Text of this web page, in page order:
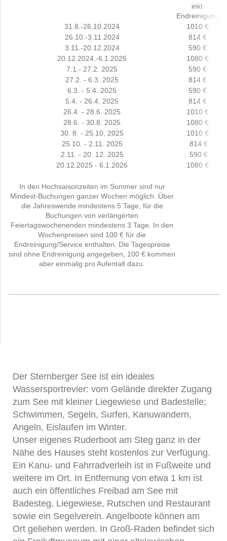
inkl.
Endreinigung
31.8.-26.10.2024
1010 €
26.10.-3.11.2024
814 €
3.11.-20.12.2024
590 €
20.12.2024.-6.1.2025
1080 €
7.1.- 27.2. 2025
590 €
27.2. - 6.3. 2025
814 €
6.3. - 5.4. 2025
590 €
5.4. - 26.4. 2025
814 €
26.4. - 28.6. 2025
1010 €
28.6. - 30.8. 2025
1080 €
30. 8. - 25.10. 2025
1010 €
25.10. - 2.11. 2025
814 €
2.11. - 20. 12. 2025
590 €
20.12.2025 - 6.1.2026
1080 €
In den Hochsaisonzeiten im Sommer sind nur
Mindest-Buchungen ganzer Wochen möglich. Über
die Jahreswende mindestens 5 Tage, für die
Buchungen von verlängerten
Feiertagswochenenden mindestens 3 Tage. In den
Wochenpreisen sind 100 € für die
Endreinigung/Service enthalten. Die Tagespreise
sind ohne Endreinigung angegeben, 100 € kommen
aber einmalig pro Aufentalt dazu.
Der Sternberger See ist ein ideales
Wassersportrevier: vom Gelände direkter Zugang
zum See mit kleiner Liegewiese und Badestelle;
Schwimmen, Segeln, Surfen, Kanuwandern,
Angeln, Eislaufen im Winter.
Unser eigenes Ruderboot am Steg ganz in der
Nähe des Hauses steht kostenlos zur Verfügung.
Ein Kanu- und Fahrradverleih ist in Fußweite und
weitere im Ort. In Entfernung von etwa 1 km ist
auch ein öffentliches Freibad am See mit
Badesteg, Liegewiese, Rutschen und Restaurant
sowie ein Segelverein. Angelboote können am
Ort geliehen werden. In Groß-Raden befindet sich